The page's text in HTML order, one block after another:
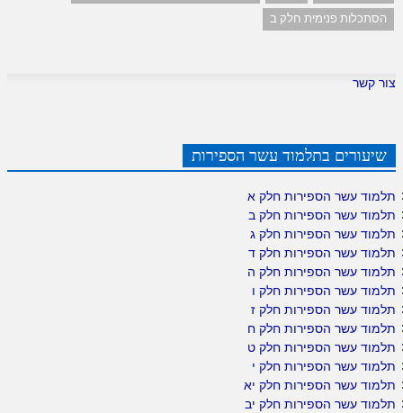
הסתכלות פנימית חלק ב
צור קשר
שיעורים בתלמוד עשר הספירות
תלמוד עשר הספירות חלק א
תלמוד עשר הספירות חלק ב
תלמוד עשר הספירות חלק ג
תלמוד עשר הספירות חלק ד
תלמוד עשר הספירות חלק ה
תלמוד עשר הספירות חלק ו
תלמוד עשר הספירות חלק ז
תלמוד עשר הספירות חלק ח
תלמוד עשר הספירות חלק ט
תלמוד עשר הספירות חלק י
תלמוד עשר הספירות חלק יא
תלמוד עשר הספירות חלק יב